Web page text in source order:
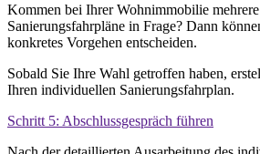
Kommen bei Ihrer Wohn­immobilie
Sanierungs­fahr­pläne in Frage? Dann
konkretes Vorgehen entscheiden.
Sobald Sie Ihre Wahl getroffen haben,
Ihren individuellen Sanierungs­fahrplan.
Schritt 5: Abschluss­gespräch führen